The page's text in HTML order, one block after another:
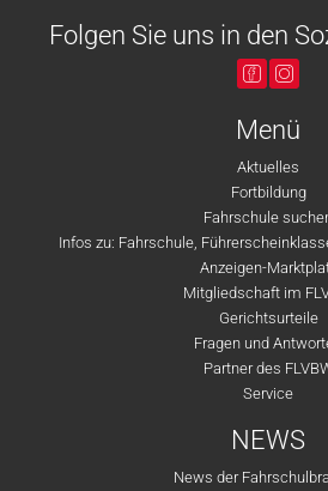
Folgen Sie uns in den
Menü
Aktuelles
Fortbildung
Fahrschule
Infos zu: Fahrschule,
Anzeigen-
Mitgliedschaft im
Gerichtsurteile
Fragen und
Partner des
Service
NEWS
News der